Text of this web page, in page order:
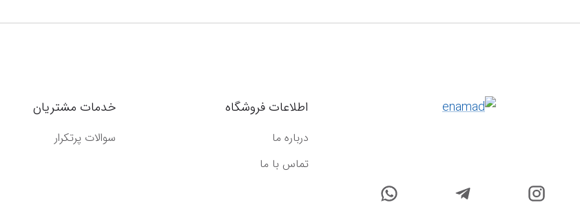
اطلاعات فروشگاه
درباره ما
تماس با ما
خدمات مشتریان
سوالات پرتکرار